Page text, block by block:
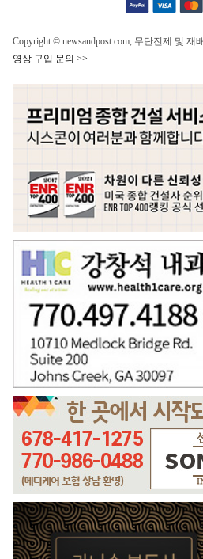
Copyright © newsandpost.com, 무단전제 및
영상 구입 문의 >>